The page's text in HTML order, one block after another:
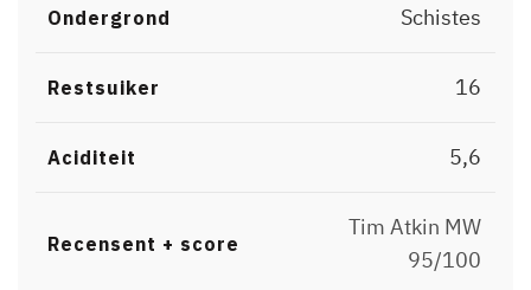
Ondergrond Schistes
Restsuiker 16
Aciditeit 5,6
Recensent + score
Tim Atkin MW
95/100